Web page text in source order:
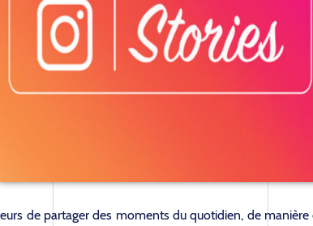
de partager des moments du quotidien, de